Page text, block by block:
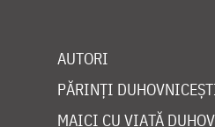
AUTORI
PĂRINȚI
MAICI CU VIAȚĂ